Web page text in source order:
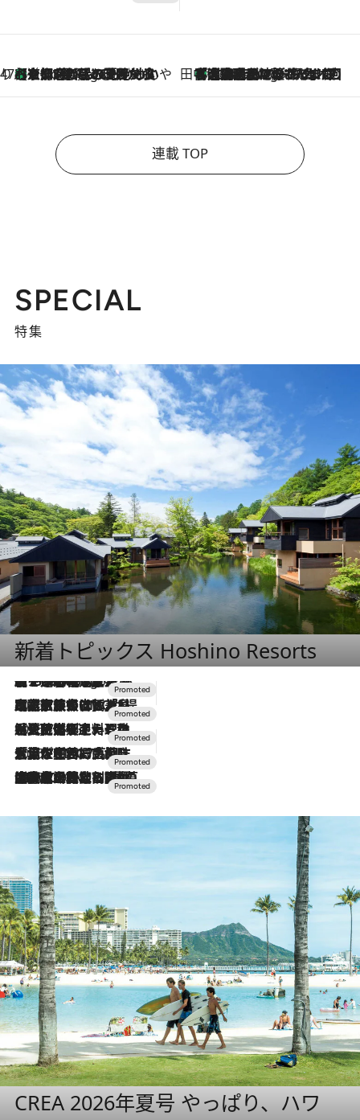
47都道府県の手みやげ ひんやりスイーツで夏を満喫
4 Hours Ago
【京都府】この夏絶対食べたい 冷やしておいしいおやつ3選 ひと口目から心を掴む新緑のテリーヌ 田中稲の勝手に再ブーム
9 Hours Ago
「湘南乃風に憧れて」観客大盛上がりの“タオル回し”に、ラッパー顔負けの高速歌唱まで…さだまさし（74）のアグレッシブすぎる現在地
連載 TOP
SPECIAL
特集
新着トピックス Hoshino Resorts
2 Hours Ago
【トンボの足水浴】ヒノキの香りに包まれて涼感マックス！約13℃の湧水かけ流しを避暑地「星野温泉 トンボの湯」で体験
2026.7.31
【ホテル帰省】という選択肢をOMOが提案。家族とほどよい距離を保つには「昼は実家、夜は気兼ねなくホテルで！」
2026.7.24
【夏限定ディナーコース】旬を迎える稚鮎や花ズッキーニなどをイタリア・トスカーナの郷土料理の手法で満喫！
2026.7.17
「土佐和ハーブかき氷」がOMO7高知に登場！生姜、山椒、大葉など目にも舌にも涼を呼ぶ郷土の味
2026.7.10
NEW OPEN！【界 草津】名湯の地に誕生。趣の異なる2種の温泉と上州ならではの会席・蕎麦割烹など美食を味わう究極の癒やし旅
CREA 2026年夏号 やっぱり、ハワ